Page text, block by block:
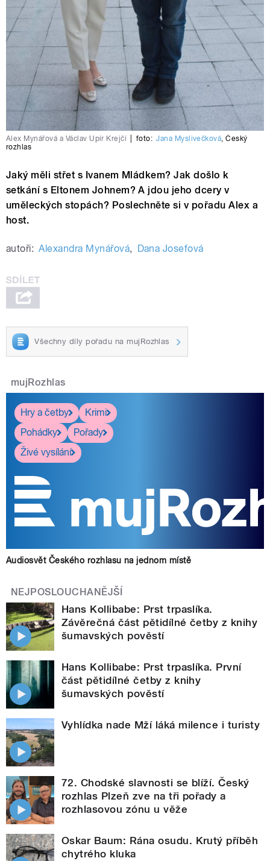
Alex Mynářová a Václav Upír Krejčí foto: Jana Myslivečková,Český
rozhlas
Jaký měli střet s Ivanem Mládkem? Jak došlo k
setkání s Eltonem Johnem? A jdou jeho dcery v
uměleckých stopách? Poslechněte si v pořadu Alex a
host.
autoři: Alexandra Mynářová, Dana Josefová
Všechny díly pořadu na mujRozhlas
mujRozhlas
Hry a četby
Krimi
Pohádky
Pořady
Živé vysílání
Audiosvět Českého rozhlasu na jednom místě
NEJPOSLOUCHANĚJŠÍ
Hans Kollibabe: Prst trpaslíka.
Závěrečná část pětidílné četby z knihy
šumavských pověstí
Hans Kollibabe: Prst trpaslíka. První
část pětidílné četby z knihy
šumavských pověstí
Vyhlídka nade Mží láká milence i turisty
72. Chodské slavnosti se blíží. Český
rozhlas Plzeň zve na tři pořady a
rozhlasovou zónu u věže
Oskar Baum: Rána osudu. Krutý příběh
chytrého kluka